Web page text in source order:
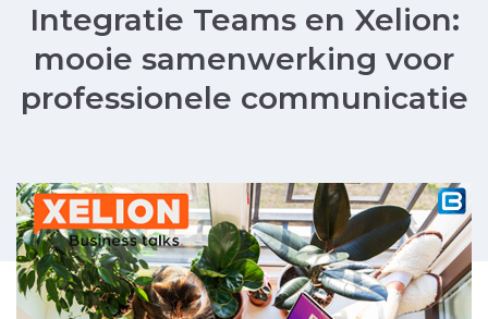
Integratie Teams en Xelion:
mooie samenwerking voor
professionele communicatie